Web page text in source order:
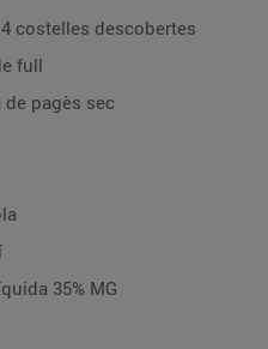
costelles descobertes
full
pagès sec
35% MG